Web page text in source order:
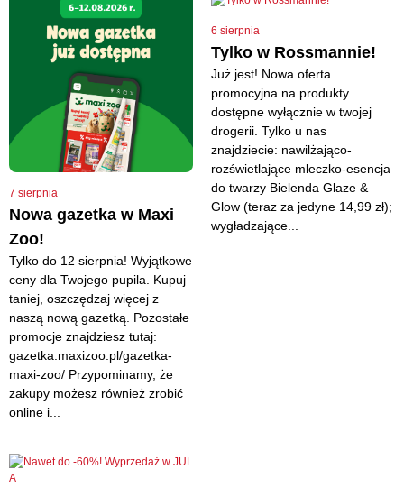
7 sierpnia
Nowa gazetka w Maxi
Zoo!
Tylko do 12 sierpnia! Wyjątkowe
ceny dla Twojego pupila. Kupuj
taniej, oszczędzaj więcej z
naszą nową gazetką. Pozostałe
promocje znajdziesz tutaj:
gazetka.maxizoo.pl/gazetka-
maxi-zoo/ Przypominamy, że
zakupy możesz również zrobić
online i...
6 sierpnia
Tylko w Rossmannie!
Już jest! Nowa oferta
promocyjna na produkty
dostępne wyłącznie w twojej
drogerii. Tylko u nas
znajdziecie: nawilżająco-
rozświetlające mleczko-esencja
do twarzy Bielenda Glaze &
Glow (teraz za jedyne 14,99 zł);
wygładzające...